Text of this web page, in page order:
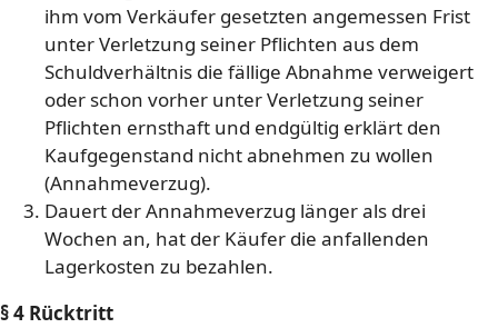
ihm vom Verkäufer gesetzten angemessen Frist
unter Verletzung seiner Pflichten aus dem
Schuldverhältnis die fällige Abnahme verweigert
oder schon vorher unter Verletzung seiner
Pflichten ernsthaft und endgültig erklärt den
Kaufgegenstand nicht abnehmen zu wollen
(Annahmeverzug).
Dauert der Annahmeverzug länger als drei
Wochen an, hat der Käufer die anfallenden
Lagerkosten zu bezahlen.
§ 4 Rücktritt